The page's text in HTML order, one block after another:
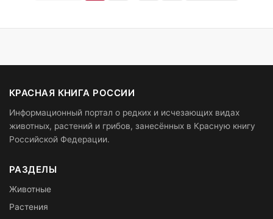
КРАСНАЯ КНИГА РОССИИ
Информационный портал о редких и исчезающих видах
животных, растений и грибов, занесённых в Красную книгу
Российской Федерации.
РАЗДЕЛЫ
Животные
Растения